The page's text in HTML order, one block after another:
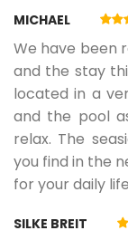
Wohnzimmer
Sofa
TV
Sat TV
Smart TV
MICHAEL
We have been
and the stay
located in a
and the pool
relax. The
you find in the
for your daily
SILKE BREIT